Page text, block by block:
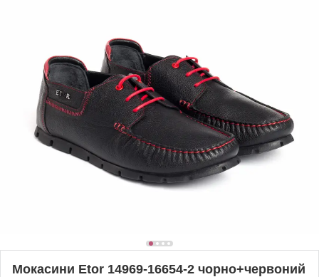
Мокасини Etor 14969-16654-2 чорно+червоний